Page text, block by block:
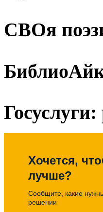
СВОя
Хочется,
лучше?
Сообщите, какие
решении